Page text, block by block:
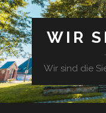
WIR
Wir sind die